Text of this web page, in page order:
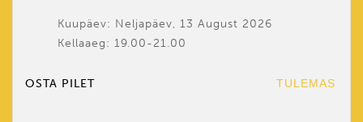
Kuupäev: Neljapäev, 13 August 2026
Kellaaeg: 19.00-21.00
OSTA PILET TULEMAS